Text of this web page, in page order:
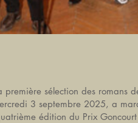
première sélection des romans
3 septembre 2025, a
édition du Prix